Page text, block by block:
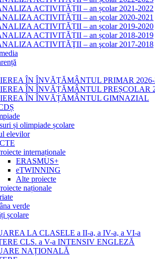
ACTIVITĂȚII – an școlar 2021-2022
ACTIVITĂȚII – an școlar 2020-2021
ACTIVITĂȚII – an școlar 2019-2020
ACTIVITĂȚII – an școlar 2018-2019
ACTIVITĂŢII – an şcolar 2017-2018
ÎN ÎNVĂȚĂMÂNTUL PRIMAR 2026-
ÎN ÎNVĂȚĂMÂNTUL PREȘCOLAR
ÎN ÎNVĂȚĂMÂNTUL GIMNAZIAL
și olimpiade școlare
elevilor
internaționale
ERASMUS+
eTWINNING
Alte proiecte
naționale
verde
școlare
LA CLASELE a II-a, a IV-a, a VI-a
CLS. a V-a INTENSIV ENGLEZĂ
NAȚIONALĂ